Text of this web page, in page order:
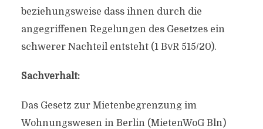
beziehungsweise dass ihnen durch die
angegriffenen Regelungen des Gesetzes ein
schwerer Nachteil entsteht (1 BvR 515/20).
Sachverhalt:
Das Gesetz zur Mietenbegrenzung im
Wohnungswesen in Berlin (MietenWoG Bln)